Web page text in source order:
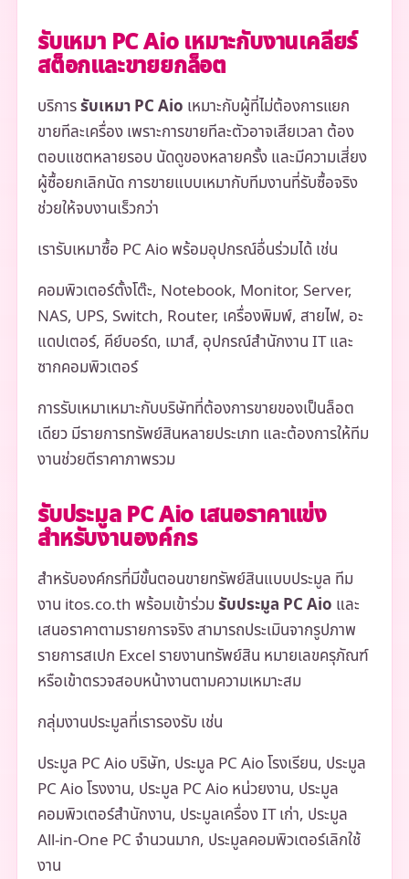
รับเหมา PC Aio เหมาะกับงานเคลียร์
สต็อกและขายยกล็อต
บริการรับเหมา PC Aio เหมาะกับผู้ที่ไม่ต้องการแยก
ขายทีละเครื่อง เพราะการขายทีละตัวอาจเสียเวลา ต้อง
ตอบแชตหลายรอบ นัดดูของหลายครั้ง และมีความเสี่ยง
ผู้ซื้อยกเลิกนัด การขายแบบเหมากับทีมงานที่รับซื้อจริง
ช่วยให้จบงานเร็วกว่า
เรารับเหมาซื้อ PC Aio พร้อมอุปกรณ์อื่นร่วมได้ เช่น
คอมพิวเตอร์ตั้งโต๊ะ, Notebook, Monitor, Server,
NAS, UPS, Switch, Router, เครื่องพิมพ์, สายไฟ, อะ
แดปเตอร์, คีย์บอร์ด, เมาส์, อุปกรณ์สำนักงาน IT และ
ซากคอมพิวเตอร์
การรับเหมาเหมาะกับบริษัทที่ต้องการขายของเป็นล็อต
เดียว มีรายการทรัพย์สินหลายประเภท และต้องการให้ทีม
งานช่วยตีราคาภาพรวม
รับประมูล PC Aio เสนอราคาแข่ง
สำหรับงานองค์กร
สำหรับองค์กรที่มีขั้นตอนขายทรัพย์สินแบบประมูล ทีม
งาน itos.co.th พร้อมเข้าร่วมรับประมูล PC Aio และ
เสนอราคาตามรายการจริง สามารถประเมินจากรูปภาพ
รายการสเปก Excel รายงานทรัพย์สิน หมายเลขครุภัณฑ์
หรือเข้าตรวจสอบหน้างานตามความเหมาะสม
กลุ่มงานประมูลที่เรารองรับ เช่น
ประมูล PC Aio บริษัท, ประมูล PC Aio โรงเรียน, ประมูล
PC Aio โรงงาน, ประมูล PC Aio หน่วยงาน, ประมูล
คอมพิวเตอร์สำนักงาน, ประมูลเครื่อง IT เก่า, ประมูล
All-in-One PC จำนวนมาก, ประมูลคอมพิวเตอร์เลิกใช้
งาน